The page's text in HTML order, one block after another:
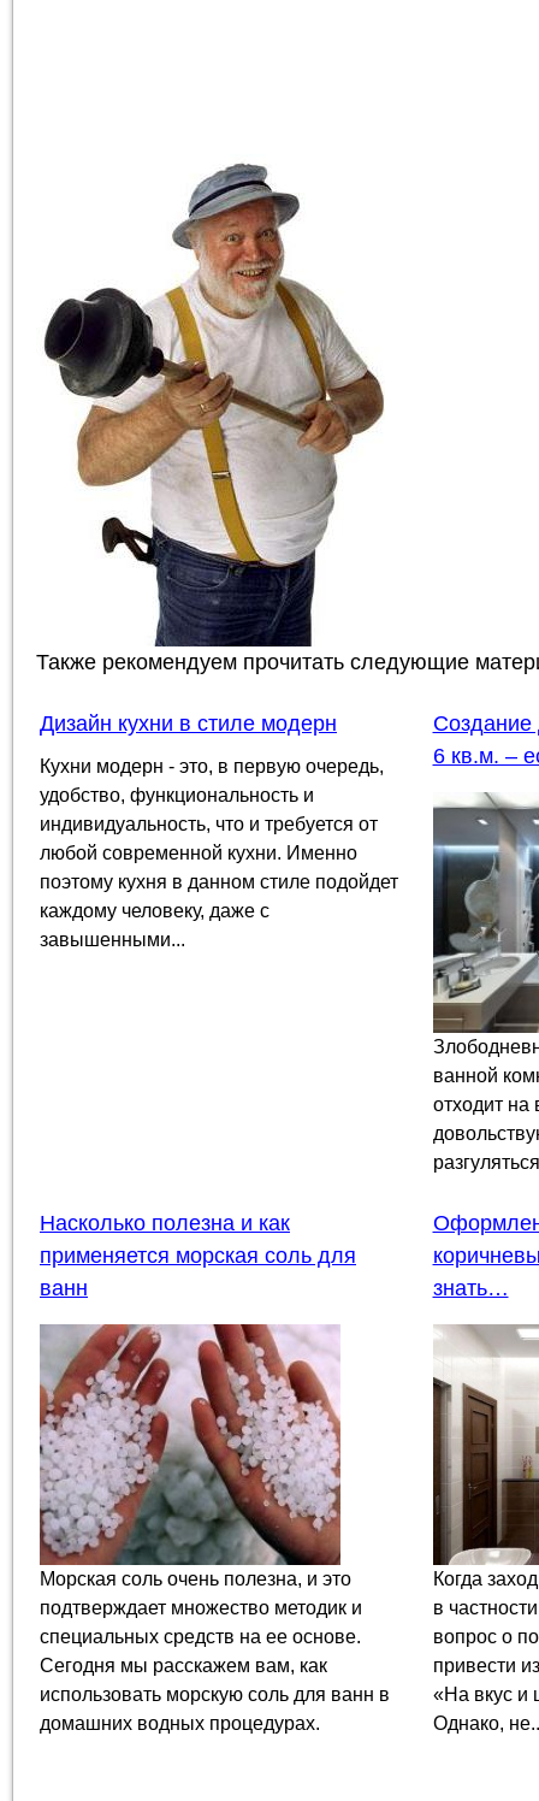
Также рекомендуем прочитать следующие
Дизайн кухни в стиле модерн
Кухни модерн - это, в первую очередь,
удобство, функциональность и
индивидуальность, что и требуется от
любой современной кухни. Именно
поэтому кухня в данном стиле подойдет
каждому человеку, даже с
завышенными...
Создание
6 кв.м. –
ванной
отходит на
Насколько полезна и как
применяется морская соль для
ванн
Морская соль очень полезна, и это
подтверждает множество методик и
специальных средств на ее основе.
Сегодня мы расскажем вам, как
использовать морскую соль для ванн в
домашних водных процедурах.
знать…
Когда
в
вопрос о
привести
«На вкус и
Однако,